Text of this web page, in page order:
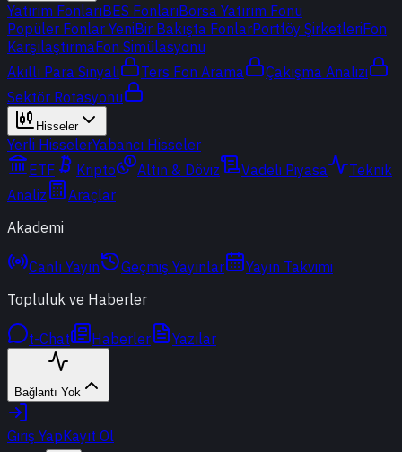
Yatırım FonlarıBES FonlarıBorsa Yatırım Fonu
Popüler Fonlar YeniBir Bakışta FonlarPortföy ŞirketleriFon
KarşılaştırmaFon Simülasyonu
Akıllı Para Sinyali
Ters Fon Arama
Çakışma Analizi
Sektör Rotasyonu
Hisseler
Yerli HisselerYabancı Hisseler
ETF
Kripto Altın & Döviz Vadeli Piyasa
Teknik
Analiz
Araçlar
Akademi
Canlı Yayın Geçmiş Yayınlar
Yayın Takvimi
Topluluk ve Haberler
t-Chat Haberler Yazılar
Bağlantı Yok
Giriş YapKayıt Ol